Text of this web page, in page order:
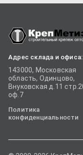
Адрес склада и офиса:
143000, Московская
область, Одинцово,
Внуковская д.11
оф.7
Политика
конфиденциальности